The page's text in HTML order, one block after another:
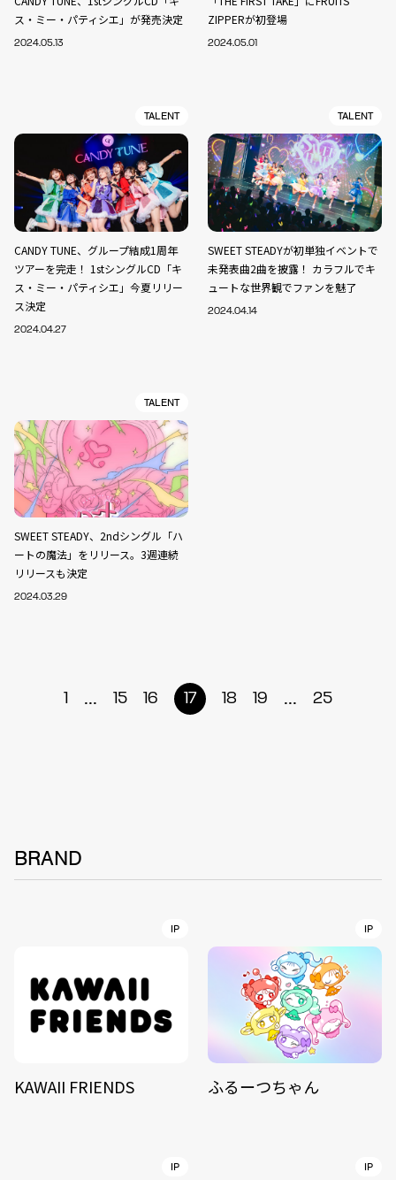
ス・ミー・パティシエ」が発売決定
2024.05.13
ZIPPERが初登場
2024.05.01
TALENT
CANDY TUNE、グループ結成1周年
ツアーを完走！ 1stシングルCD「キ
ス・ミー・パティシエ」今夏リリー
ス決定
2024.04.27
TALENT
SWEET STEADYが初単独イベントで
未発表曲2曲を披露！ カラフルでキ
ュートな世界観でファンを魅了
2024.04.14
TALENT
SWEET STEADY、2ndシングル「ハ
ートの魔法」をリリース。3週連続
リリースも決定
2024.03.29
1 ... 15 16 17 18 19 ... 25
BRAND
IP
KAWAII FRIENDS
IP
ふるーつちゃん
IP IP